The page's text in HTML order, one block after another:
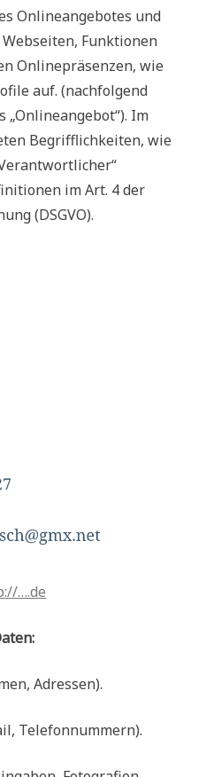
Onlineangebotes und
Funktionen
Onlinepräsenzen, wie
auf. (nachfolgend
„Onlineangebot“). Im
Begrifflichkeiten, wie
im Art. 4 der
(DSGVO).
….de
Adressen).
Telefonnummern).